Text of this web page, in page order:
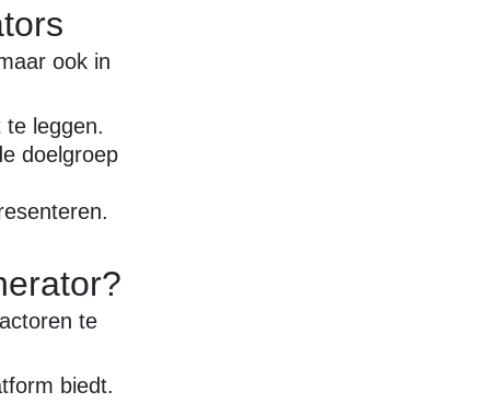
ook in
te leggen.
doelgroep
te
biedt.